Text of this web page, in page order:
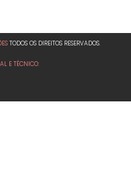
TODOS OS DIREITOS RESERVADOS.
E TÉCNICO: